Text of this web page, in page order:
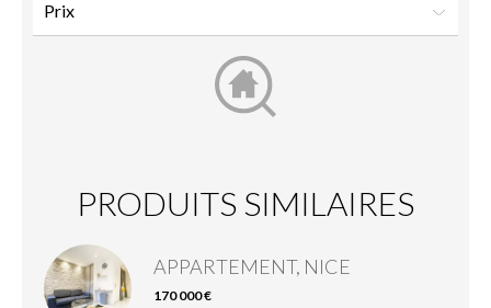
PRODUITS SIMILAIRES
APPARTEMENT, NICE
170 000 €